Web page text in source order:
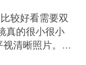
较好看需要双
真的很小很小
清晰照片。眼
手术进纵向、